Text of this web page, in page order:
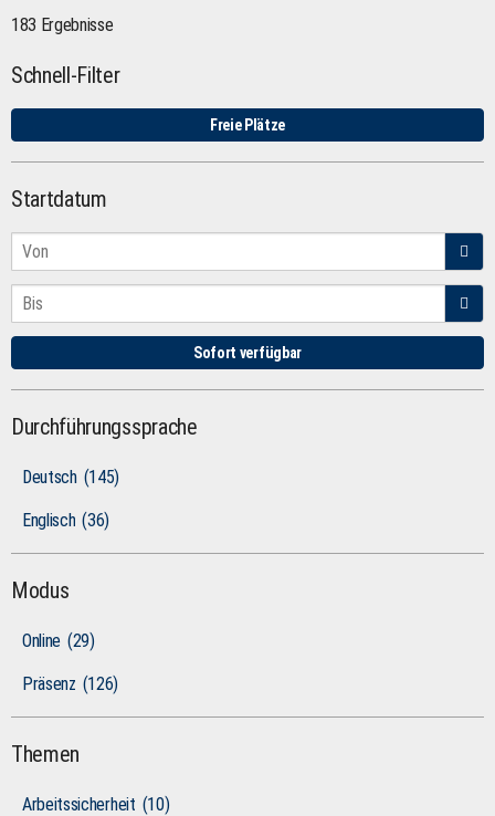
183 Ergebnisse
Schnell-Filter
Freie Plätze
Startdatum
Sofort verfügbar
Durchführungssprache
Deutsch (145)
Englisch (36)
Modus
Online (29)
Präsenz (126)
Themen
Arbeitssicherheit (10)